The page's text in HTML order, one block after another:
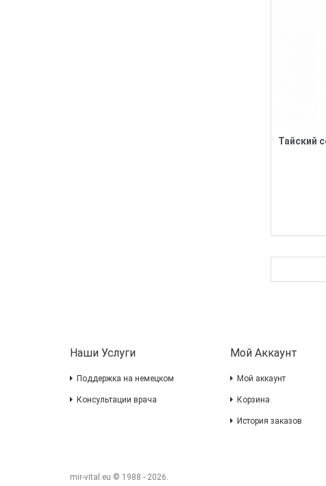
Наши Услуги
Поддержка на немецком
Консультации врача
Мой Аккаунт
Мой аккаунт
Корзина
История заказов
mir-vital.eu © 1988 - 2026.